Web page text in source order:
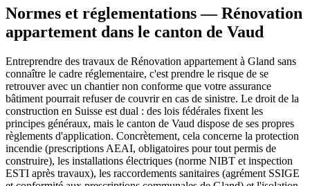
Normes et réglementations — Rénovation
appartement dans le canton de Vaud
Entreprendre des travaux de Rénovation appartement à Gland sans
connaître le cadre réglementaire, c'est prendre le risque de se
retrouver avec un chantier non conforme que votre assurance
bâtiment pourrait refuser de couvrir en cas de sinistre. Le droit de la
construction en Suisse est dual : des lois fédérales fixent les
principes généraux, mais le canton de Vaud dispose de ses propres
règlements d'application. Concrètement, cela concerne la protection
incendie (prescriptions AEAI, obligatoires pour tout permis de
construire), les installations électriques (norme NIBT et inspection
ESTI après travaux), les raccordements sanitaires (agrément SSIGE